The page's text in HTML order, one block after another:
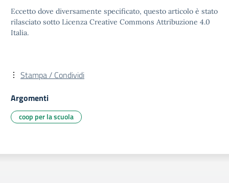
Eccetto dove diversamente specificato, questo articolo è stato
rilasciato sotto Licenza Creative Commons Attribuzione 4.0
Italia.
Stampa / Condividi
Argomenti
coop per la scuola